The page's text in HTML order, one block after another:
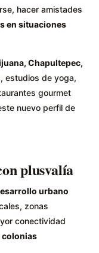
hacer amistades
en situaciones
Chapultepec,
estudios de yoga,
gourmet
nuevo perfil de
plusvalía
urbano
zonas
conectividad
colonias